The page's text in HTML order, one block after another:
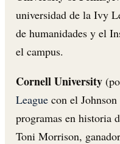
universidad de la Ivy
de humanidades y el
el campus.
Cornell University
League con el
programas en historia
Toni Morrison,